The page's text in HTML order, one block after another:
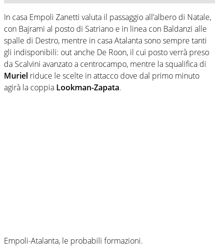
In casa Empoli Zanetti valuta il passaggio all’albero di Natale,
con Bajrami al posto di Satriano e in linea con Baldanzi alle
spalle di Destro, mentre in casa Atalanta sono sempre tanti
gli indisponibili: out anche De Roon, il cui posto verrà preso
da Scalvini avanzato a centrocampo, mentre la squalifica di
Muriel riduce le scelte in attacco dove dal primo minuto
agirà la coppia Lookman-Zapata.
Empoli-Atalanta, le probabili formazioni.